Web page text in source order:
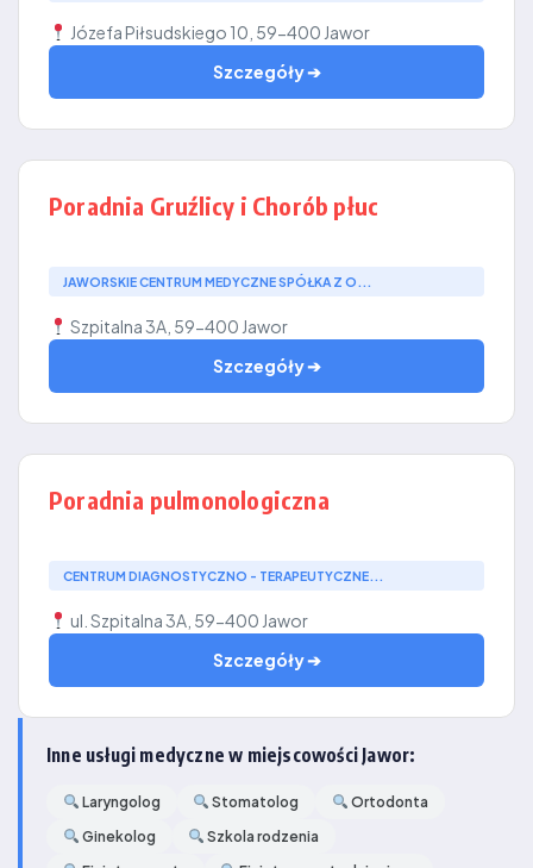
Józefa Piłsudskiego 10, 59-400 Jawor
Szczegóły ➔
Poradnia Gruźlicy i Chorób płuc
JAWORSKIE CENTRUM MEDYCZNE SPÓŁKA Z O...
Szpitalna 3A, 59-400 Jawor
Szczegóły ➔
Poradnia pulmonologiczna
CENTRUM DIAGNOSTYCZNO - TERAPEUTYCZNE...
ul. Szpitalna 3A, 59-400 Jawor
Szczegóły ➔
Inne usługi medyczne w miejscowości Jawor:
Laryngolog Stomatolog
Ortodonta
Ginekolog
Szkola rodzenia